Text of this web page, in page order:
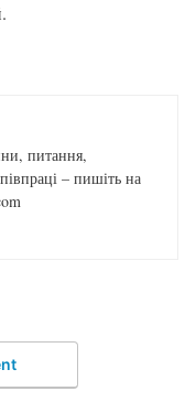
питання,
– пишіть на